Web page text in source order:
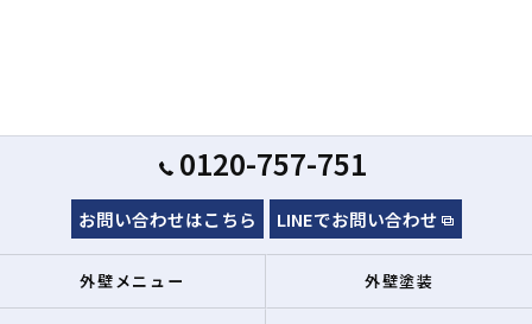
0120-757-751
お問い合わせはこちら LINEでお問い合わせ
外壁メニュー 外壁塗装